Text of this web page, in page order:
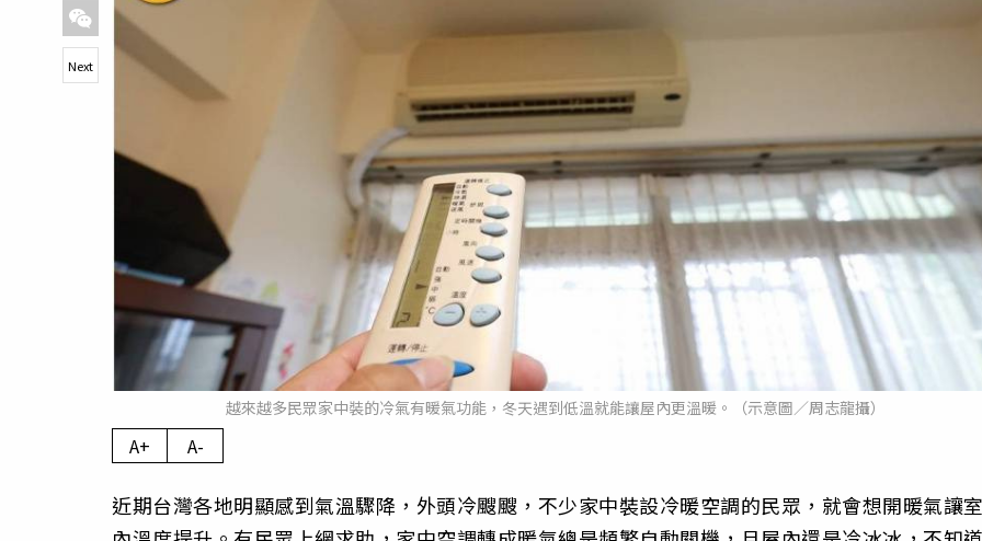
越來越多民眾家中裝的冷氣有暖氣功能，冬天遇到低溫就能讓屋內更溫暖。（示意圖／周志龍攝）
Next
A+ A-
近期台灣各地明顯感到氣溫驟降，外頭冷颼颼，不少家中裝設冷暖空調的民眾，就會想開暖氣讓